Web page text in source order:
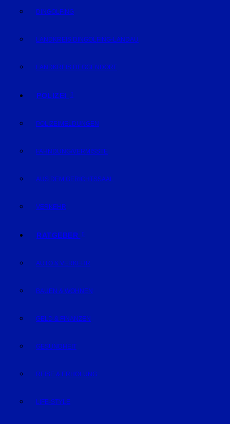
DINGOLFING
LANDKREIS DINGOLFING-LANDAU
LANDKREIS DEGGENDORF
POLIZEI
POLIZEIMELDUNGEN
FAHNDUNG/VERMISSTE
AUS DEM GERICHTSSAAL
VERKEHR
RATGEBER
AUTO & VERKEHR
BAUEN & WOHNEN
GELD & FINANZEN
GESUNDHEIT
REISE & ERHOLUNG
LIFE-STYLE